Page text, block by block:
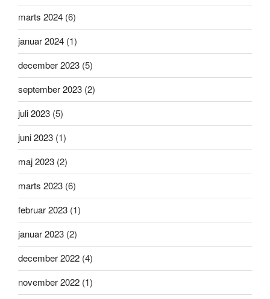
marts 2024 (6)
januar 2024 (1)
december 2023 (5)
september 2023 (2)
juli 2023 (5)
juni 2023 (1)
maj 2023 (2)
marts 2023 (6)
februar 2023 (1)
januar 2023 (2)
december 2022 (4)
november 2022 (1)